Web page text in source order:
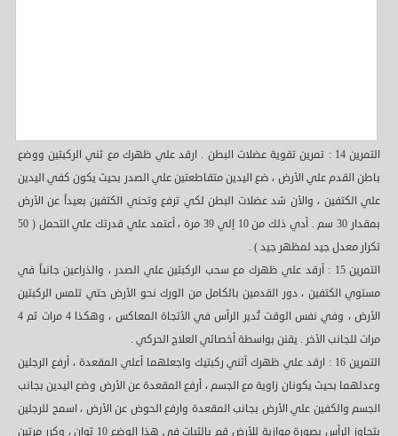
التمرين 14 : تمرين تقوية عضلات البطن . ارقد علي ظهرك مع ثني الركبتين ووضع
باطن القدم علي الأرض ، ضع اليدين متقاطعتين علي الصدر بحيث يكون كفي اليدين
علي الكتفين ، والأن شد عضلات البطن لكي ترفع وتحني الكتفين بعيداً عن الأرض
بمقدار 30 سم . أدي ذلك من 10 إلي 39 مرة ، أعتمد علي قدرتك علي التحمل ( 50
تكرار معدل جيد لمظهر جيد ) .
التمرين 15 : أرقد علي ظهرك مع سحب الركبتين علي الصدر ، والذراعين جانباً في
مستوي الكتفين ، دور القدمين بالكامل من الورك نحو الأرض حتي تلمس الركبتين
الأرض ، وفي نفس الوقت تُدير الرأس في الأتجاة المعاكس ، وهكذا 4 مرات ثم 4
مرات للجانب الأخر . يقنن بواسطة أخصائي العلاج الحركي .
التمرين 16 : ارقد علي ظهرك أثني ركبتيك واجعلهما أعلي المقعدة ، أرفع الرجلين
وعدلهما بحيث يكونان زاوية مع الجسم ، أرفع المقعدة عن الأرض وضع اليدين بجانب
الجسم والكفين علي الأرض بجانب المقعدة وارفع الحوض عن الأرض ، اسمح للرجلين
بتجاوز الرأس بصورة موازية للأرض قم بالثبات في هذا الوضع 10 ثوان ، وكرر مرتين